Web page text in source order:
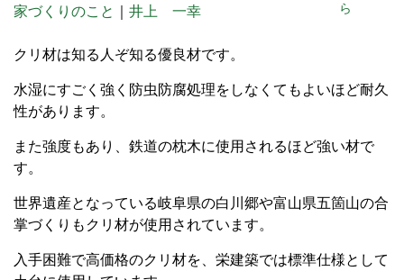
ら
家づくりのこと
井上 一幸
クリ材は知る人ぞ知る優良材です。
水湿にすごく強く防虫防腐処理をしなくてもよいほど耐久
性があります。
また強度もあり、鉄道の枕木に使用されるほど強い材で
す。
世界遺産となっている岐阜県の白川郷や富山県五箇山の合
掌づくりもクリ材が使用されています。
入手困難で高価格のクリ材を、栄建築では標準仕様として